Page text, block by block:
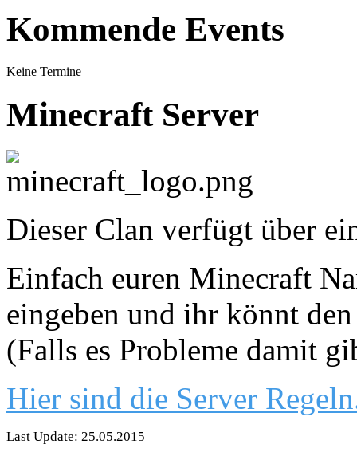
Kommende Events
Keine Termine
Minecraft Server
Dieser Clan verfügt über
Einfach euren Minecraft
eingeben und ihr könnt
(Falls es Probleme damit
Hier sind die Server
Last Update: 25.05.2015